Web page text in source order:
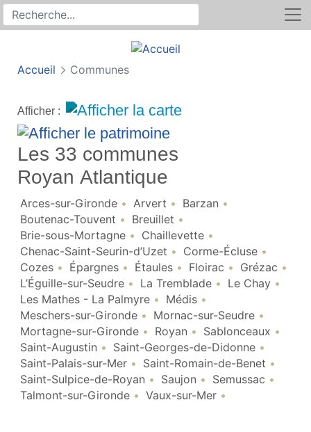
Recherche sur le site
Rechercher
Accueil Communes
Afficher :
Les 33 communes
Royan Atlantique
Arces-sur-Gironde Arvert
Barzan
Boutenac-Touvent
Breuillet
Brie-sous-Mortagne
Chaillevette
Chenac-Saint-Seurin-d’Uzet
Corme-Écluse
Cozes
Épargnes Étaules Floirac
Grézac
L’Éguille-sur-Seudre
La Tremblade
Le Chay
Les Mathes - La Palmyre
Médis
Meschers-sur-Gironde
Mornac-sur-Seudre
Mortagne-sur-Gironde
Royan
Sablonceaux
Saint-Augustin
Saint-Georges-de-Didonne
Saint-Palais-sur-Mer
Saint-Romain-de-Benet
Saint-Sulpice-de-Royan
Saujon
Semussac
Talmont-sur-Gironde
Vaux-sur-Mer